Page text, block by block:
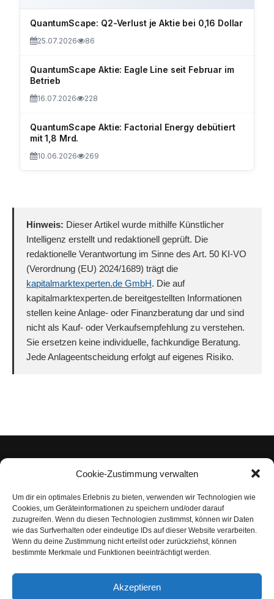
Cookie-Zustimmung verwalten
Um dir ein optimales Erlebnis zu bieten, verwenden wir Technologien wie
Cookies, um Geräteinformationen zu speichern und/oder darauf
zuzugreifen. Wenn du diesen Technologien zustimmst, können wir Daten
wie das Surfverhalten oder eindeutige IDs auf dieser Website verarbeiten.
Wenn du deine Zustimmung nicht erteilst oder zurückziehst, können
bestimmte Merkmale und Funktionen beeinträchtigt werden.
Akzeptieren
QuantumScape: Q2-Verlust je Aktie bei 0,16 Dollar
25.07.2026 86
QuantumScape Aktie: Eagle Line seit Februar im
Betrieb
16.07.2026 228
QuantumScape Aktie: Factorial Energy debütiert
mit 1,8 Mrd.
10.06.2026 269
Hinweis: Dieser Artikel wurde mithilfe Künstlicher
Intelligenz erstellt und redaktionell geprüft. Die
redaktionelle Verantwortung im Sinne des Art. 50 KI-VO
(Verordnung (EU) 2024/1689) trägt die
kapitalmarktexperten.de GmbH. Die auf
kapitalmarktexperten.de bereitgestellten Informationen
stellen keine Anlage- oder Finanzberatung dar und sind
nicht als Kauf- oder Verkaufsempfehlung zu verstehen.
Sie ersetzen keine individuelle, fachkundige Beratung.
Jede Anlageentscheidung erfolgt auf eigenes Risiko.
Impressum
Datenschutzerklärung
Nutzungsbedingungen | Haftungsausschluss
AGB